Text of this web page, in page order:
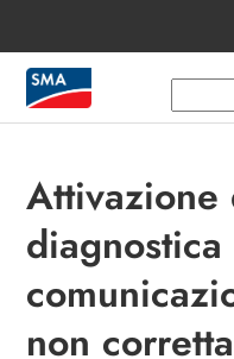
Attivazione
non corretta
Note relative
Contenuto
Ulteriori
richiesti
Panoramica